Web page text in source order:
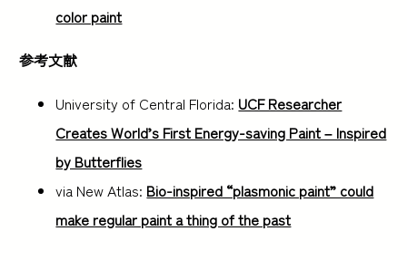
color paint
参考文献
University of Central Florida: UCF Researcher
Creates World’s First Energy-saving Paint – Inspired
by Butterflies
via New Atlas: Bio-inspired “plasmonic paint” could
make regular paint a thing of the past